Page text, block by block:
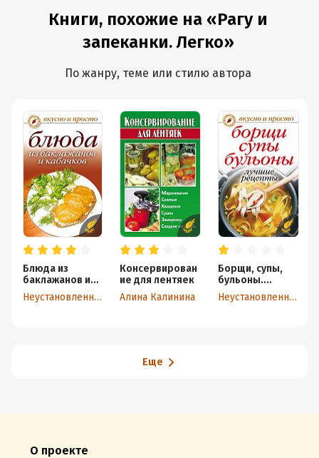
Книги, похожие на «Рагу и
запеканки. Легко»
По жанру, теме или стилю автора
Блюда из
баклажанов и
кабачков
Неустановленный автор
Консервирован
ие для лентяек
Алина Калинина
Борщи, супы,
бульоны.
Лучшие
рецепты
Неустановленный автор
Еще
О проекте